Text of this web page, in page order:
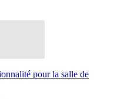
pour la salle de